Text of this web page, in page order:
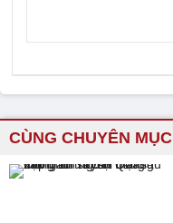
CÙNG CHUYÊN MỤC